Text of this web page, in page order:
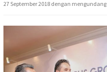
27 September 2018 dengan